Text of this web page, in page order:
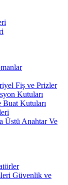
Fiş ve Prizler
Kutuları
Buat Kutuları
Üstü Anahtar Ve
Güvenlik ve